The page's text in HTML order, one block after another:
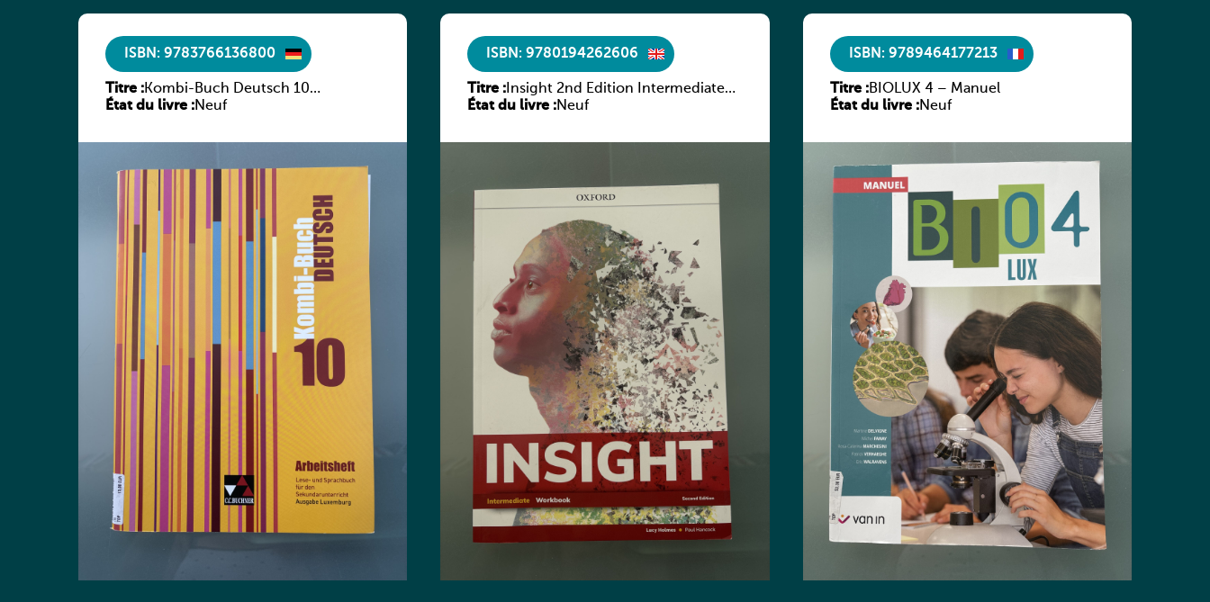
ISBN: 9783766136800
Titre :Kombi-Buch Deutsch 10
Arbeitsheft
État du livre :Neuf
ISBN: 9780194262606
Titre : Insight 2nd Edition Intermediate
Workbook
État du livre :Neuf
ISBN: 9789464177213
Titre :BIOLUX 4 – Manuel
État du livre :Neuf